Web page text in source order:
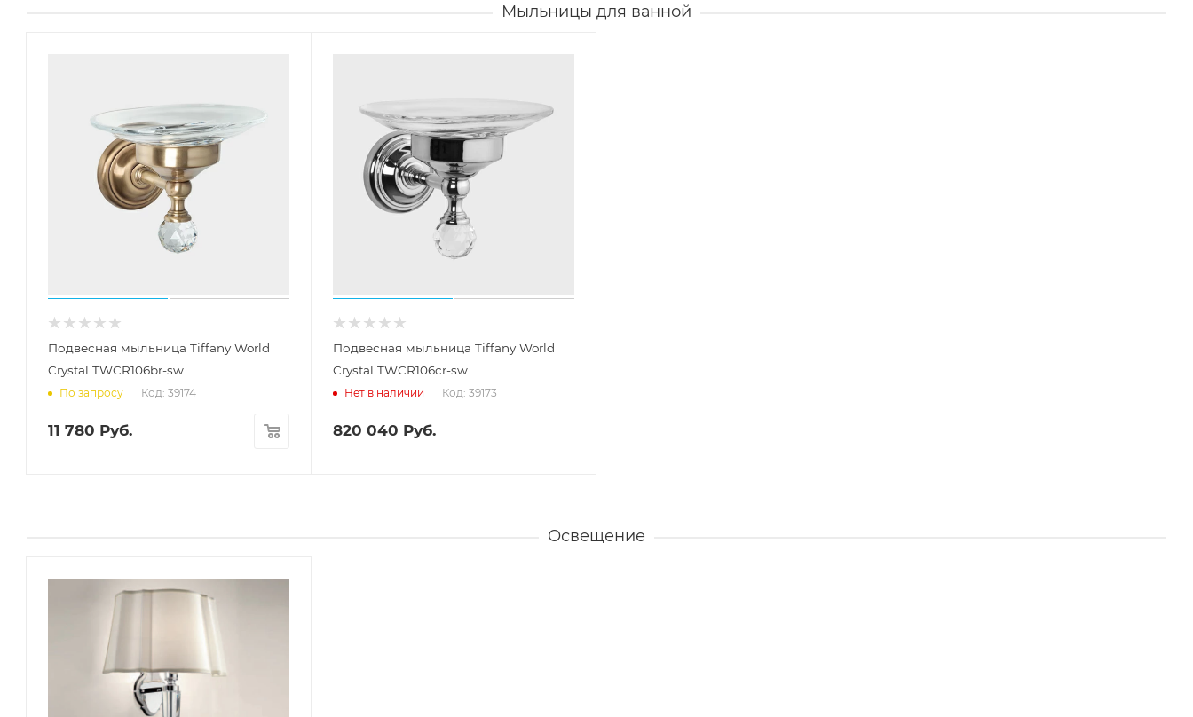
Мыльницы для ванной
Подвесная мыльница Tiffany World
Crystal TWCR106br-sw
По запросу Код: 39174
11 780 Руб.
Подвесная мыльница Tiffany World
Crystal TWCR106cr-sw
Нет в наличии Код: 39173
820 040 Руб.
Освещение